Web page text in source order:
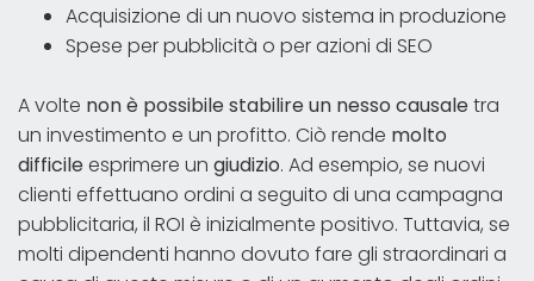
Acquisizione di un nuovo sistema in produzione
Spese per pubblicità o per azioni di SEO
A volte non è possibile stabilire un nesso causaletra
un investimento e un profitto. Ciò rende molto
difficileesprimere un giudizio. Ad esempio, se nuovi
clienti effettuano ordini a seguito di una campagna
pubblicitaria, il ROI è inizialmente positivo. Tuttavia, se
molti dipendenti hanno dovuto fare gli straordinari a